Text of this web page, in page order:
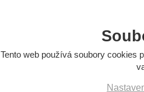
Z
Tento web používá soubory cookies